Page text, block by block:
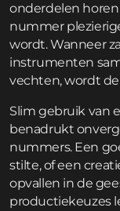
onderdelen
nummer
wordt. Wanneer
instrumenten
vechten, wordt
Slim gebruik van
benadrukt
nummers. Een
stilte, of een
opvallen in de
productiekeuzes